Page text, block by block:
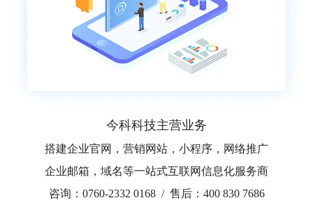
今科科技主营业务
搭建企业官网，营销网站，小程序，网络推广
企业邮箱，域名等一站式互联网信息化服务商
咨询：0760-2332 0168 / 售后：400 830 7686